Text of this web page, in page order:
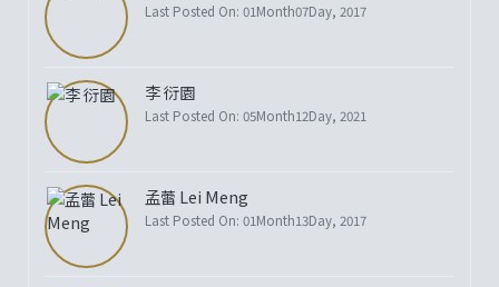
Last Posted On: 01Month07Day, 2017
李 衍園
Last Posted On: 05Month12Day, 2021
孟蕾 Lei Meng
Last Posted On: 01Month13Day, 2017